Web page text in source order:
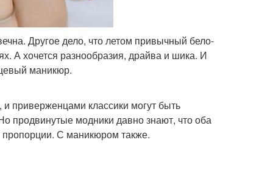
Другое дело, что летом привычный бело-
А хочется разнообразия, драйва и шика. И
маникюр.
приверженцами классики могут быть
продвинутые модники давно знают, что оба
пропорции. С маникюром также.